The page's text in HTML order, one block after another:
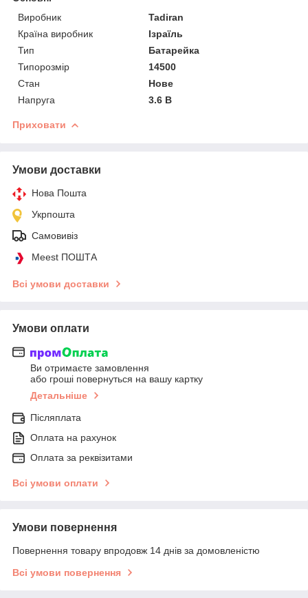
Виробник
Tadiran
Країна виробник
Ізраїль
Тип
Батарейка
Типорозмір
14500
Стан
Нове
Напруга
3.6 В
Приховати
Умови доставки
Нова Пошта
Укрпошта
Самовивіз
Meest ПОШТА
Всі умови доставки
Умови оплати
Ви отримаєте замовлення
або гроші повернуться на вашу картку
Детальніше
Післяплата
Оплата на рахунок
Оплата за реквізитами
Всі умови оплати
Умови повернення
Повернення товару впродовж 14 днів за домовленістю
Всі умови повернення